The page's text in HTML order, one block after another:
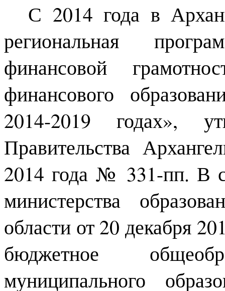
С 2014 года в
региональная
финансовой
финансового
2014-2019 годах»,
Правительства
2014 года № 331-пп. В
министерства
области от 20 декабря
бюджетное
муниципального